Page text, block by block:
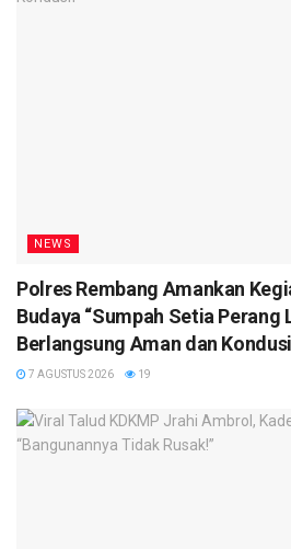
NEWS
Polres Rembang Amankan
Budaya “Sumpah Setia Perang
Berlangsung Aman dan
7 AGUSTUS 2026 19